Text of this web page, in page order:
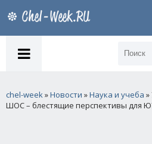
chel-week»Новости »Наука и учеба
ШОС – блестящие перспективы для